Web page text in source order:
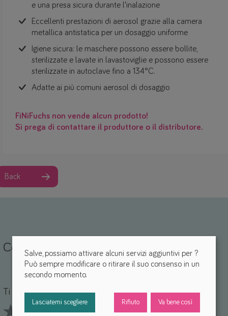
e una presa sicura durante l'inalazione
Eccellenti prestazioni di aerosol grazie alla camera
metallica antistatica per un dosaggio uniforme
Igiene sicura: le maschere possono essere bollite,
sterilizzate e lavate in lavastoviglie e possono essere
sterilizzate in autoclave fino a 134°C.
Adatte ai più comuni aerosol di dosaggio
FiNiFuchs non vende alcun prodotto!
Si prega di contattare il produttore o il distributore.
Back
Condividi la tua esperienza
Ti piace questo ausilio? *
Salve, possiamo attivare alcuni servizi aggiuntivi per ?
Può sempre modificare o ritirare il suo consenso in un
secondo momento.
Lasciatemi scegliere Rifiuto Va bene così